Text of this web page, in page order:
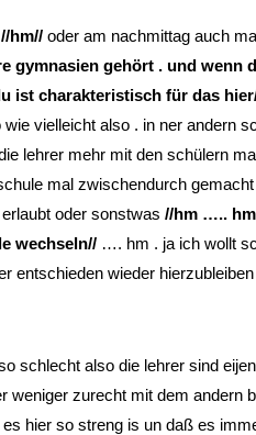
//hm// oder am nachmittag auch
gymnasien gehört . und wenn
ist charakteristisch für das
vielleicht also . in ner andern
lehrer mehr mit den schülern
mal zwischendurch
oder sonstwas //hm …..
wechseln// …. hm . ja ich wollt
entschieden wieder
schlecht also die lehrer sind
weniger zurecht mit dem andern
hier so streng is un daß es